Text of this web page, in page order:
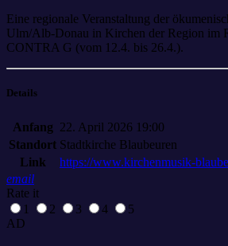
Eine regionale Veranstaltung der
Ulm/Alb-Donau in Kirchen der Region im
CONTRA G (vom 12.4. bis 26.4.).
Details
Anfang 22. April 2026 19:00
Standort Stadtkirche Blaubeuren
Link
https://www.kirchenmusik-
email
Rate it
1
2 3 4
5
AD